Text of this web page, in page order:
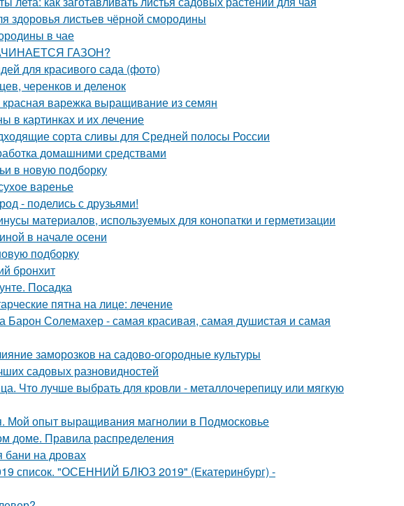
здоровья листьев чёрной смородины
в чае
ГАЗОН?
для красивого сада (фото)
черенков и деленок
варежка выращивание из семян
в картинках и их лечение
сорта сливы для Средней полосы России
домашними средствами
в новую подборку
варенье
- поделись с друзьями!
материалов, используемых для конопатки и герметизации
в начале осени
подборку
бронхит
Посадка
пятна на лице: лечение
Барон Солемахер - самая красивая, самая душистая и самая
заморозков на садово-огородные культуры
садовых разновидностей
Что лучше выбрать для кровли - металлочерепицу или мягкую
Мой опыт выращивания магнолии в Подмосковье
доме. Правила распределения
бани на дровах
список. "ОСЕННИЙ БЛЮЗ 2019" (Екатеринбург) -